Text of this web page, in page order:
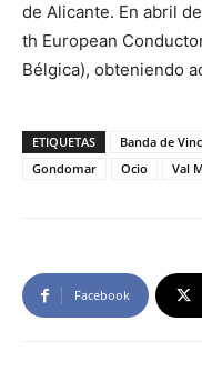
de Alicante. En abril
th European
Bélgica), obteniendo
ETIQUETAS Banda de
Gondomar
Ocio Val
Facebook